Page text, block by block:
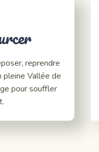
reprendre
pleine Vallée de
pour souffler